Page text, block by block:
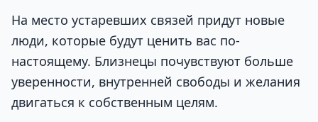
На место устаревших связей придут новые
люди, которые будут ценить вас по-
настоящему. Близнецы почувствуют больше
уверенности, внутренней свободы и желания
двигаться к собственным целям.